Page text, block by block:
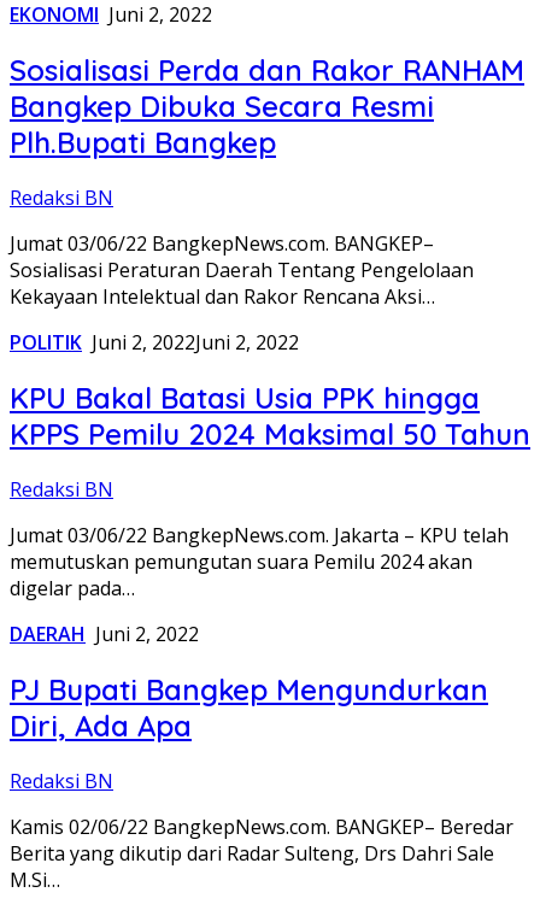
EKONOMI Juni 2, 2022
Sosialisasi Perda dan Rakor RANHAM
Bangkep Dibuka Secara Resmi
Plh.Bupati Bangkep
Redaksi BN
Jumat 03/06/22 BangkepNews.com. BANGKEP–
Sosialisasi Peraturan Daerah Tentang Pengelolaan
Kekayaan Intelektual dan Rakor Rencana Aksi…
POLITIK Juni 2, 2022Juni 2, 2022
KPU Bakal Batasi Usia PPK hingga
KPPS Pemilu 2024 Maksimal 50 Tahun
Redaksi BN
Jumat 03/06/22 BangkepNews.com. Jakarta – KPU telah
memutuskan pemungutan suara Pemilu 2024 akan
digelar pada…
DAERAH Juni 2, 2022
PJ Bupati Bangkep Mengundurkan
Diri, Ada Apa
Redaksi BN
Kamis 02/06/22 BangkepNews.com. BANGKEP– Beredar
Berita yang dikutip dari Radar Sulteng, Drs Dahri Sale
M.Si…